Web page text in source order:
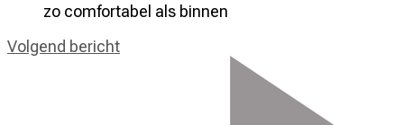
Volgend bericht